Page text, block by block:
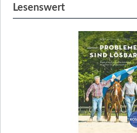
Lesenswert